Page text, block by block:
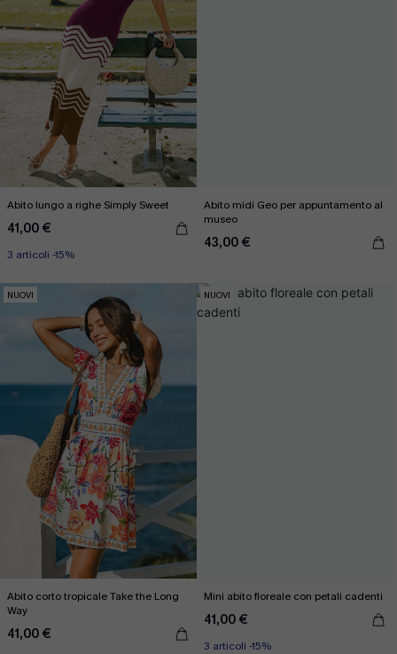
Abito lungo a righe Simply Sweet
41,00 €
3 articoli -15%
Abito midi Geo per appuntamento al
museo
43,00 €
NUOVI
Abito corto tropicale Take the Long
Way
41,00 €
NUOVI
Mini abito floreale con petali cadenti
41,00 €
3 articoli -15%